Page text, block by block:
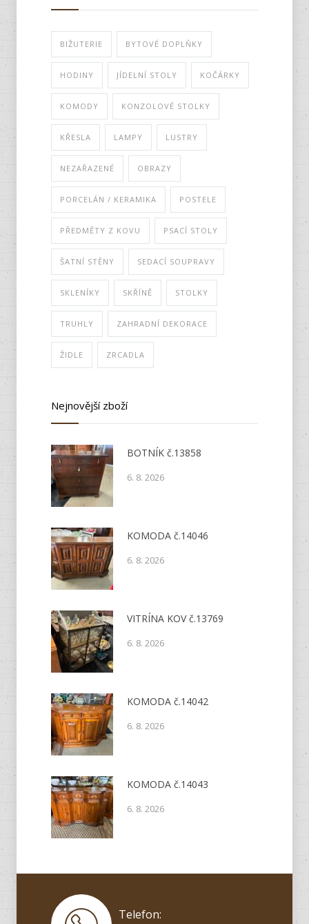
BIŽUTERIE BYTOVÉ DOPLŇKY
HODINY JÍDELNÍ STOLY KOČÁRKY
KOMODY KONZOLOVÉ STOLKY
KŘESLA LAMPY LUSTRY
NEZAŘAZENÉ OBRAZY
PORCELÁN / KERAMIKA POSTELE
PŘEDMĚTY Z KOVU PSACÍ STOLY
ŠATNÍ STĚNY SEDACÍ SOUPRAVY
SKLENÍKY SKŘÍNĚ STOLKY
TRUHLY ZAHRADNÍ DEKORACE
ŽIDLE ZRCADLA
Nejnovější zboží
BOTNÍK č.13858
6. 8. 2026
KOMODA č.14046
6. 8. 2026
VITRÍNA KOV č.13769
6. 8. 2026
KOMODA č.14042
6. 8. 2026
KOMODA č.14043
6. 8. 2026
Telefon: